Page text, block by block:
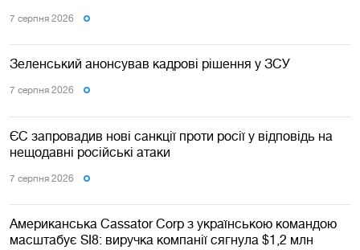
7 серпня 2026
Зеленський анонсував кадрові рішення у ЗСУ
7 серпня 2026
ЄС запровадив нові санкції проти росії у відповідь на
нещодавні російські атаки
7 серпня 2026
Американська Cassator Corp з українською командою
масштабує SI8: виручка компанії сягнула $1,2 млн